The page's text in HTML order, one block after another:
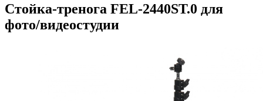
Стойка-тренога FEL-2440ST.0 для
фото/видеостудии